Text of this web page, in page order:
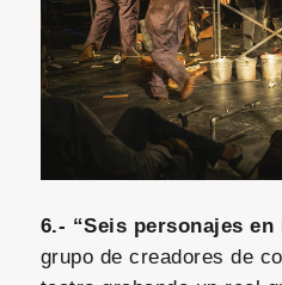
6.- “Seis personajes en
grupo de creadores de